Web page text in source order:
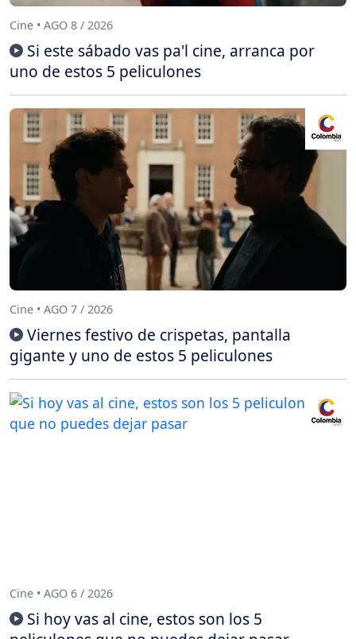
Cine • AGO 8 / 2026
Si este sábado vas pa'l cine, arranca por
uno de estos 5 peliculones
Cine • AGO 7 / 2026
Viernes festivo de crispetas, pantalla
gigante y uno de estos 5 peliculones
Cine • AGO 6 / 2026
Si hoy vas al cine, estos son los 5